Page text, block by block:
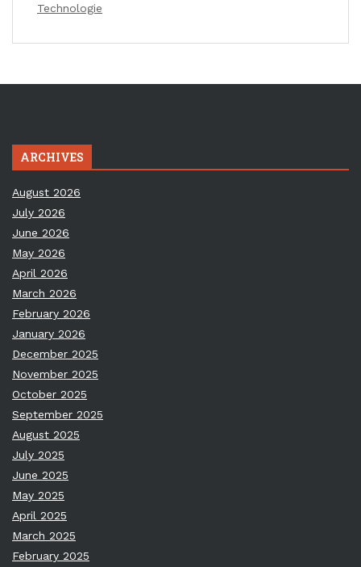
Technologie
ARCHIVES
August 2026
July 2026
June 2026
May 2026
April 2026
March 2026
February 2026
January 2026
December 2025
November 2025
October 2025
September 2025
August 2025
July 2025
June 2025
May 2025
April 2025
March 2025
February 2025